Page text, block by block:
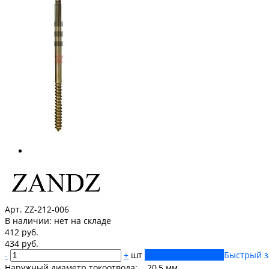
Арт. ZZ-212-006
В наличии: нет на складе
412 руб.
434 руб.
-
+ шт
Быстрый